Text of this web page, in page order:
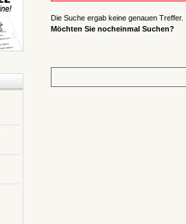
Die Suche ergab keine genauen Treffer.
Möchten Sie nocheinmal Suchen?